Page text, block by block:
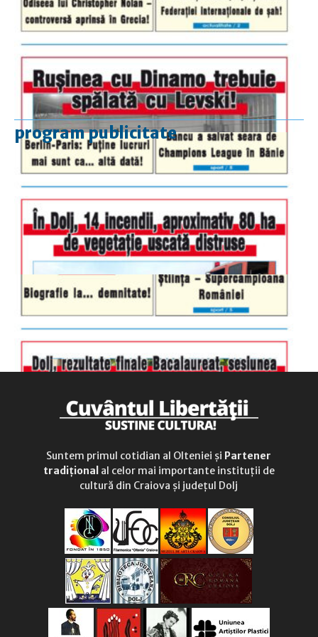
program publicitate
luni-vineri
9.00 - 17.00
duminică
9.00 - 12.00
Suntem primul cotidian al Olteniei și Partener
tradițional al celor mai importante instituții de
cultură din Craiova și județul Dolj